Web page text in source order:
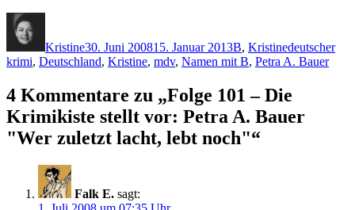
Kristine30. Juni 200815. Januar 2013B, Kristinedeutscher
krimi, Deutschland, Kristine, mdv, Namen mit B, Petra A. Bauer
4 Kommentare zu „Folge 101 – Die
Krimikiste stellt vor: Petra A. Bauer
"Wer zuletzt lacht, lebt noch"“
Falk E. sagt: